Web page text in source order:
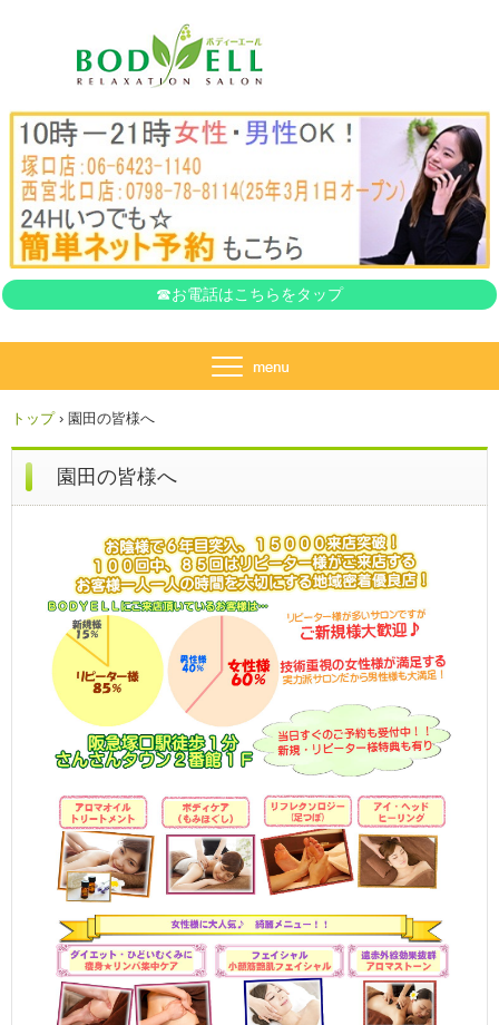
☎お電話はこちらをタップ
トップ › 園田の皆様へ
園田の皆様へ